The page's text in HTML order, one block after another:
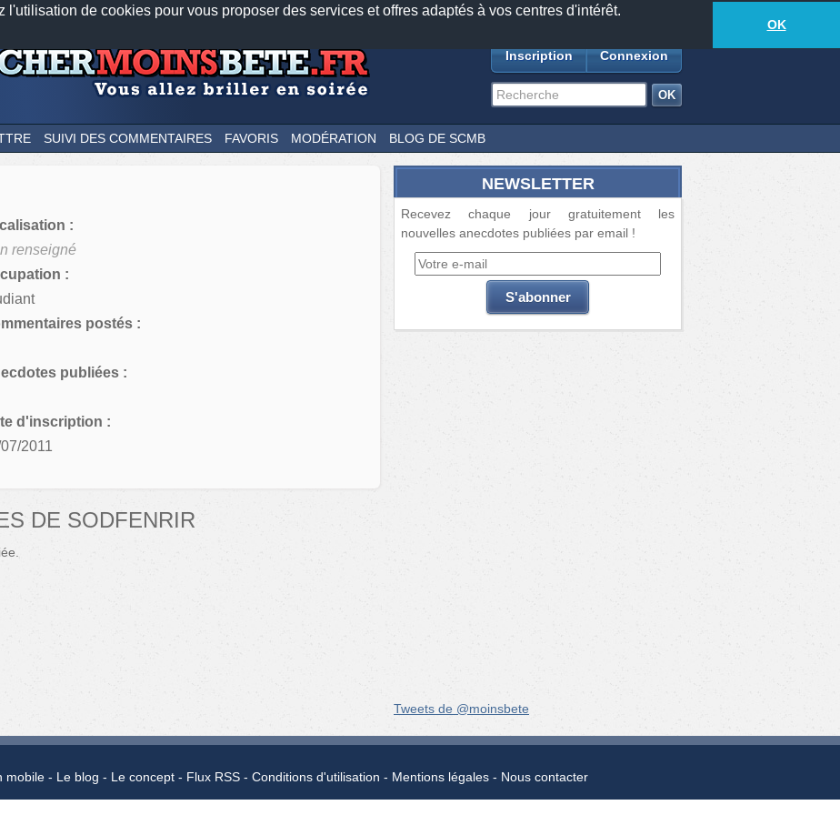
de cookies pour vous proposer des services et offres adaptés à vos centres d'intérêt.
OK
Nos applications mobiles Newsletter Facebook
TwitterFeeds18885anecdotes-571lecteurs connectés
Inscription Connexion
SUIVI DES COMMENTAIRES FAVORIS MODÉRATION BLOG DE SCMB
:
renseigné
:
postés :
publiées :
d'inscription :
2011
DE SODFENRIR
NEWSLETTER
Recevez chaque jour gratuitement les
nouvelles anecdotes publiées par email !
Tweets de @moinsbete
mobile Le blog Le concept Flux RSS Conditions d'utilisation Mentions légales Nous contacter